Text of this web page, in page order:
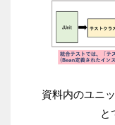
資料内のユニ
と